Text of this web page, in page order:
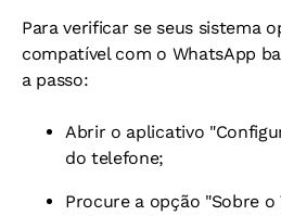
Para verificar se seus sistema
compatível com o WhatsApp
a passo:
Abrir o aplicativo
do telefone;
Procure a opção "Sobre o